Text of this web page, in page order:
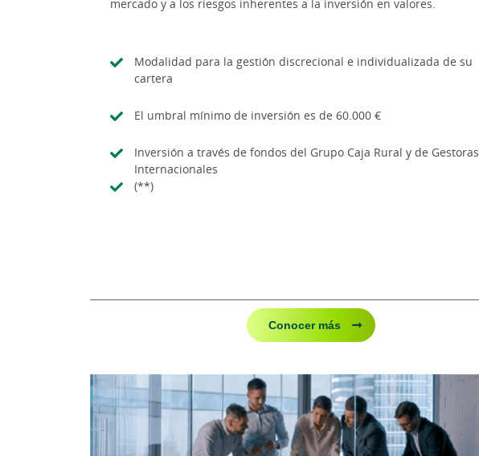
mercado y a los riesgos inherentes a la inversión en valores.
Modalidad para la gestión discrecional e individualizada de su
cartera
El umbral mínimo de inversión es de 60.000 €
Inversión a través de fondos del Grupo Caja Rural y de Gestoras
Internacionales
(**)
Conocer más